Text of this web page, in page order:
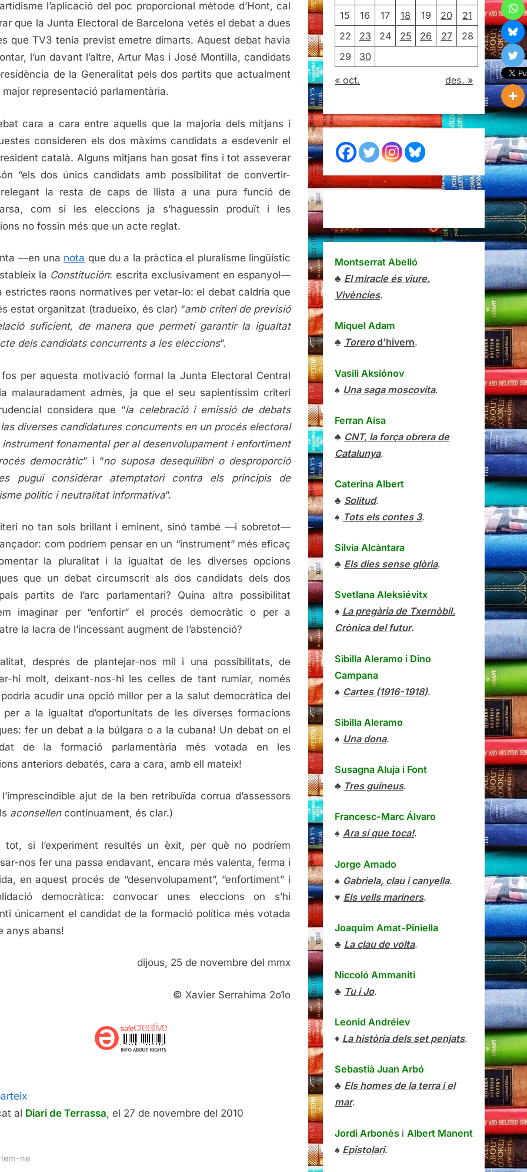
l’aplicació del poc proporcional mètode d’Hont, cal
que la Junta Electoral de Barcelona vetés el debat a dues
que TV3 tenia previst emetre dimarts. Aquest debat havia
l’un davant l’altre, Artur Mas i José Montilla, candidats
de la Generalitat pels dos partits que actualment
major representació parlamentària.
cara a cara entre aquells que la majoria dels mitjans i
consideren els dos màxims candidats a esdevenir el
català. Alguns mitjans han gosat fins i tot asseverar
“els dos únics candidats amb possibilitat de convertir-
relegant la resta de caps de llista a una pura funció de
com si les eleccions ja s’haguessin produït i les
no fossin més que un acte reglat.
—en una nota que du a la pràctica el pluralisme lingüístic
la Constitución: escrita exclusivament en espanyol—
estrictes raons normatives per vetar-lo: el debat caldria que
estat organitzat (tradueixo, és clar) “amb criteri de previsió
suficient, de manera que permeti garantir la igualtat
dels candidats concurrents a les eleccions”.
per aquesta motivació formal la Junta Electoral Central
malauradament admès, ja que el seu sapientíssim criteri
considera que “la celebració i emissió de debats
diverses candidatures concurrents en un procés electoral
instrument fonamental per al desenvolupament i enfortiment
democràtic” i “no suposa desequilibri o desproporció
pugui considerar atemptatori contra els principis de
polític i neutralitat informativa”.
no tan sols brillant i eminent, sinó també —i sobretot—
com podríem pensar en un “instrument” més eficaç
la pluralitat i la igualtat de les diverses opcions
que un debat circumscrit als dos candidats dels dos
partits de l’arc parlamentari? Quina altra possibilitat
imaginar per “enfortir” el procés democràtic o per a
la lacra de l’incessant augment de l’abstenció?
després de plantejar-nos mil i una possibilitats, de
hi molt, deixant-nos-hi les celles de tant rumiar, només
podria acudir una opció millor per a la salut democràtica del
per a la igualtat d’oportunitats de les diverses formacions
fer un debat a la búlgara o a la cubana! Un debat on el
de la formació parlamentària més votada en les
anteriors debatés, cara a cara, amb ell mateix!
ajut de la ben retribuïda corrua d’assessors
aconsellencontínuament, és clar.)
tot, si l’experiment resultés un èxit, per què no podríem
nos fer una passa endavant, encara més valenta, ferma i
en aquest procés de “desenvolupament”, “enfortiment” i
democràtica: convocar unes eleccions on s’hi
únicament el candidat de la formació política més votada
anys abans!
dijous, 25 de novembre del mmx
© Xavier Serrahima 2o1o
al Diari de Terrassa, el 27 de novembre del 2010
ne
15
16 17 18 19 20
21
22
23 24 25 26 27
28
29
30
« oct. des. »
Montserrat Abelló
♣ El miracle és viure.
Vivències.
Miquel Adam
♣ Torerod’hivern.
Vasili Aksiónov
♠ Una saga moscovita.
Ferran Aisa
♣ CNT, la força obrera de
Catalunya.
Caterina Albert
♣ Solitud.
♠ Tots els contes 3.
Sílvia Alcàntara
♣ Els dies sense glòria.
Svetlana Aleksiévitx
♠ La pregària de Txernòbil.
Crònica del futur.
Sibilla Aleramo i Dino
Campana
♠ Cartes (1916-1918).
Sibilla Aleramo
♠ Una dona.
Susagna Aluja i Font
♣ Tres guineus.
Francesc-Marc Álvaro
♠ Ara sí que toca!.
Jorge Amado
♠ Gabriela, clau i canyella.
♥ Els vells mariners.
Joaquim Amat-Piniella
♣ La clau de volta.
Niccoló Ammaniti
♣ Tu i Jo.
Leonid Andréiev
♦ La història dels set penjats.
Sebastià Juan Arbó
♣ Els homes de la terra i el
mar.
Jordi Arbonès i Albert Manent
♠ Epistolari.